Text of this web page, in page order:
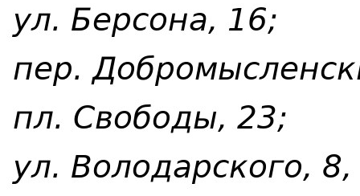
ул. Берсона, 16;
пер.
пл. Свободы, 23;
ул. Володарского,